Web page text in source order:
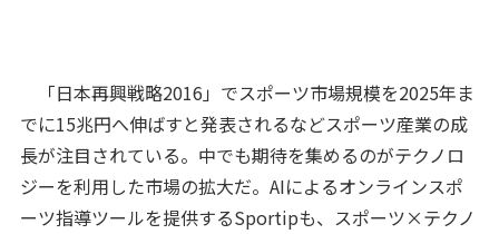
「日本再興戦略2016」でスポーツ市場規模を2025年ま
でに15兆円へ伸ばすと発表されるなどスポーツ産業の成
長が注目されている。中でも期待を集めるのがテクノロ
ジーを利用した市場の拡大だ。AIによるオンラインスポ
ーツ指導ツールを提供するSportipも、スポーツ×テクノ